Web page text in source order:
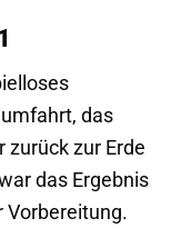
das
zurück zur Erde
das Ergebnis
Vorbereitung.